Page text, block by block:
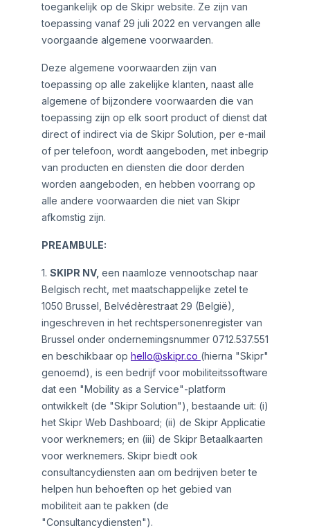
toegankelijk op de Skipr website. Ze zijn van
toepassing vanaf 29 juli 2022 en vervangen alle
voorgaande algemene voorwaarden.
Deze algemene voorwaarden zijn van
toepassing op alle zakelijke klanten, naast alle
algemene of bijzondere voorwaarden die van
toepassing zijn op elk soort product of dienst dat
direct of indirect via de Skipr Solution, per e-mail
of per telefoon, wordt aangeboden, met inbegrip
van producten en diensten die door derden
worden aangeboden, en hebben voorrang op
alle andere voorwaarden die niet van Skipr
afkomstig zijn.
PREAMBULE:
1. SKIPR NV, een naamloze vennootschap naar
Belgisch recht, met maatschappelijke zetel te
1050 Brussel, Belvédèrestraat 29 (België),
ingeschreven in het rechtspersonenregister van
Brussel onder ondernemingsnummer 0712.537.551
en beschikbaar op hello@skipr.co (hierna "Skipr"
genoemd), is een bedrijf voor mobiliteitssoftware
dat een "Mobility as a Service"-platform
ontwikkelt (de "Skipr Solution"), bestaande uit: (i)
het Skipr Web Dashboard; (ii) de Skipr Applicatie
voor werknemers; en (iii) de Skipr Betaalkaarten
voor werknemers. Skipr biedt ook
consultancydiensten aan om bedrijven beter te
helpen hun behoeften op het gebied van
mobiliteit aan te pakken (de
"Consultancydiensten").